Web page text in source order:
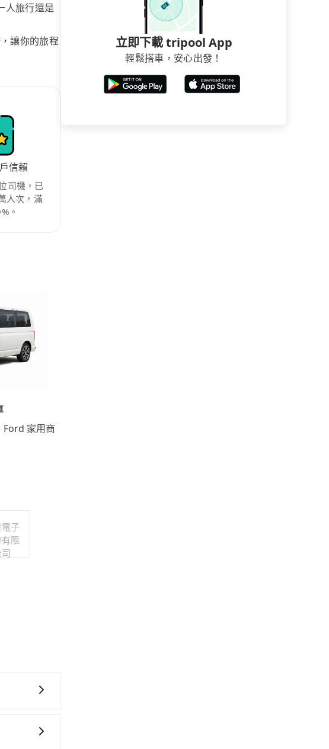
人旅行還是
讓你的旅程
信賴
司機，已
人次，滿
。
家用商
子
限
一輛計程
立即下載 tripool App
輕鬆搭車，安心出發！